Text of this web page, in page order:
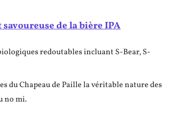
de la bière IPA
redoutables incluant S-Bear, S-
du Chapeau de Paille la véritable nature des
no mi.